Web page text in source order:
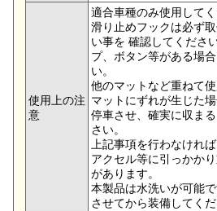
使用上の注
意
適合車種のみ使用してく
滑り止めフックは必ず
い事を 確認してくださ
プ、ボタン等がある場
い。
他のマットなど重ねて
マットにずれが生じた
停車させ、確実に収ま
さい。
上記事項を行わなけれ
アクセル等に引っかか
があります。
本製品は水洗いが可能
させてから装備してくだ